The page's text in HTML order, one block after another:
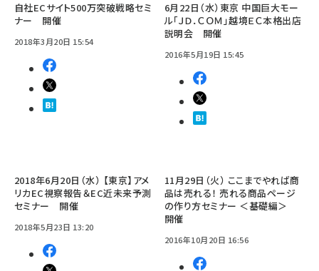
自社ECサイト500万突破戦略セミ
ナー 開催
2018年3月20日 15:54
6月22日（水）東京 中国巨大モー
ル「ＪＤ．ＣＯＭ」越境ＥＣ本格出店
説明会 開催
2016年5月19日 15:45
2018年6月20日（水） 【東京】アメ
リカEC視察報告＆EC近未来予測
セミナー 開催
2018年5月23日 13:20
11月29日（火） ここまでやれば商
品は売れる！ 売れる商品ページ
の作り方セミナー ＜基礎編＞
開催
2016年10月20日 16:56